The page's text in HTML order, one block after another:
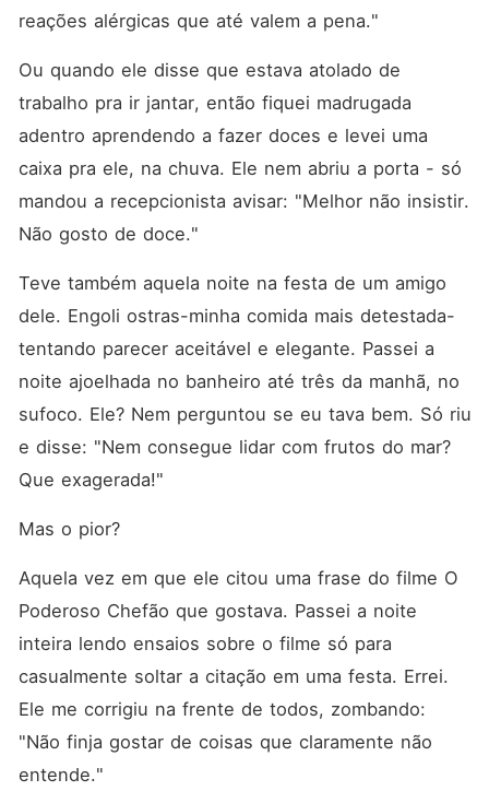
reações alérgicas que até valem a pena."
Ou quando ele disse que estava atolado de
trabalho pra ir jantar, então fiquei madrugada
adentro aprendendo a fazer doces e levei uma
caixa pra ele, na chuva. Ele nem abriu a porta - só
mandou a recepcionista avisar: "Melhor não insistir.
Não gosto de doce."
Teve também aquela noite na festa de um amigo
dele. Engoli ostras-minha comida mais detestada-
tentando parecer aceitável e elegante. Passei a
noite ajoelhada no banheiro até três da manhã, no
sufoco. Ele? Nem perguntou se eu tava bem. Só riu
e disse: "Nem consegue lidar com frutos do mar?
Que exagerada!"
Mas o pior?
Aquela vez em que ele citou uma frase do filme O
Poderoso Chefão que gostava. Passei a noite
inteira lendo ensaios sobre o filme só para
casualmente soltar a citação em uma festa. Errei.
Ele me corrigiu na frente de todos, zombando:
"Não finja gostar de coisas que claramente não
entende."